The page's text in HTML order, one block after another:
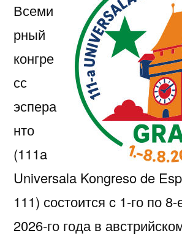
Всеми
рный
конгре
сс
эспера
нто
(111a
Universala Kongreso de
111) состоится c 1-го по 8-
2026-го года в